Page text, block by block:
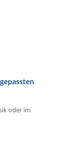
oder im